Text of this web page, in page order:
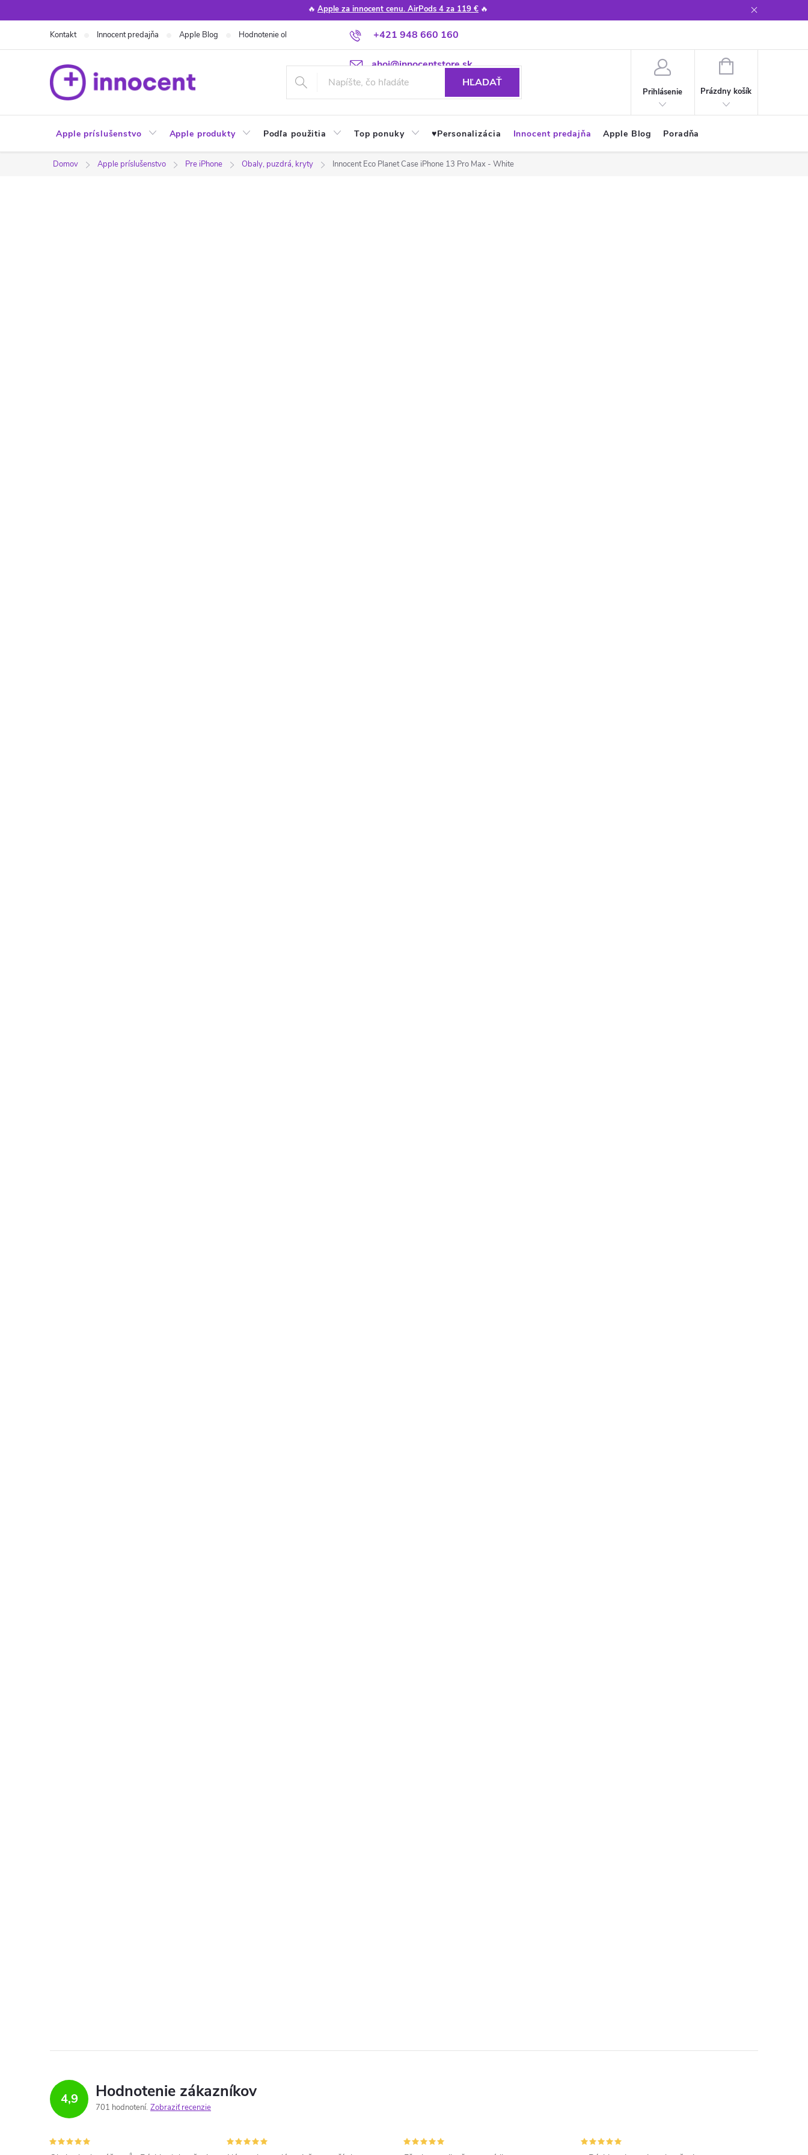
na
🔥 Apple za innocent cenu. AirPods 4 za 119 € 🔥
+421 948 660 160
ahoj@innocentstore.sk
Kontakt Innocent predajňa Apple Blog Hodnotenie obchodu Poradňa Apple návody a tipy
HĽADAŤ
Prihlásenie
NÁKUPNÝ
Prázdny košík
Apple príslušenstvo Apple produkty Podľa použitia Top ponuky ♥︎Personalizácia Innocent predajňa Apple Blog Poradňa
Domov Apple príslušenstvo Pre iPhone Obaly, puzdrá, kryty Innocent Eco Planet Case iPhone 13 Pro Max - White
4,9 Hodnotenie zákazníkov
701 hodnotení Zobraziť recenzie